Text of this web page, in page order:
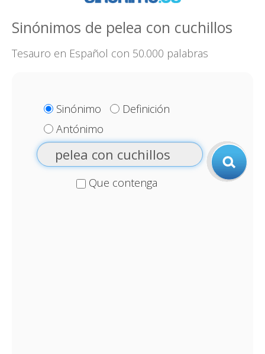
Sinónimos de pelea con cuchillos
Tesauro en Español con 50.000 palabras
Sinónimo
Definición
Antónimo
Que contenga